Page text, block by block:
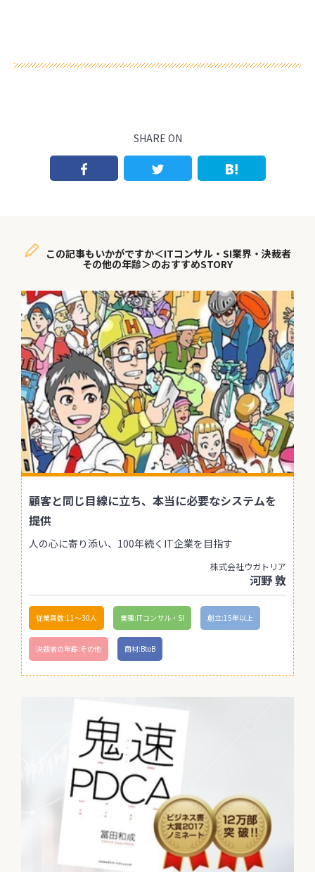
SHARE ON
この記事もいかがですか＜ITコンサル・SI業界・決裁者
その他の年齢＞のおすすめSTORY
顧客と同じ目線に立ち、本当に必要なシステムを
提供
人の心に寄り添い、100年続くIT企業を目指す
株式会社ウガトリア
河野 敦
従業員数:11〜30人 業種:ITコンサル・SI 創立:15年以上
決裁者の年齢:その他 商材:BtoB